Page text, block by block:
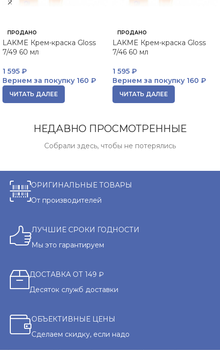
ПРОДАНО
LAKME Крем-краска Gloss
7/49 60 мл
1 595 ₽
Вернем за покупку 160 ₽
ЧИТАТЬ ДАЛЕЕ
ПРОДАНО
LAKME Крем-краска Gloss
7/46 60 мл
1 595 ₽
Вернем за покупку 160 ₽
ЧИТАТЬ ДАЛЕЕ
НЕДАВНО ПРОСМОТРЕННЫЕ
Собрали здесь, чтобы не потерялись
ОРИГИНАЛЬНЫЕ ТОВАРЫ
От производителей
ЛУЧШИЕ СРОКИ ГОДНОСТИ
Мы это гарантируем
ДОСТАВКА ОТ 149 ₽
Десяток служб доставки
ОБЪЕКТИВНЫЕ ЦЕНЫ
Сделаем скидку, если надо